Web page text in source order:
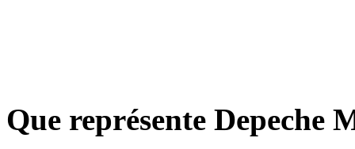
Que représente Depeche